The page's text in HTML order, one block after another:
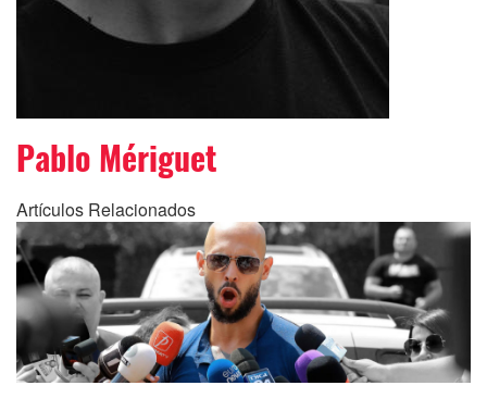
Pablo Mériguet
Artículos Relacionados